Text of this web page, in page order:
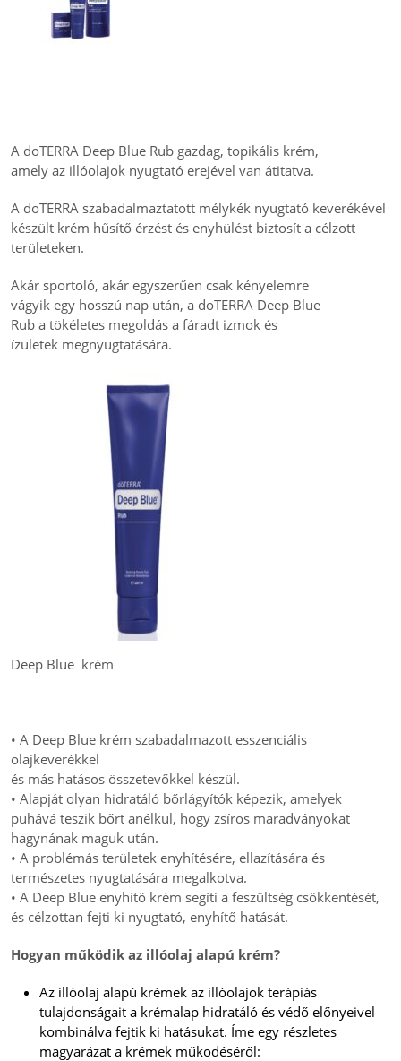
A doTERRA Deep Blue Rub gazdag, topikális krém,
amely az illóolajok nyugtató erejével van átitatva.
A doTERRA szabadalmaztatott mélykék nyugtató keverékével
készült krém hűsítő érzést és enyhülést biztosít a célzott
területeken.
Akár sportoló, akár egyszerűen csak kényelemre
vágyik egy hosszú nap után, a doTERRA Deep Blue
Rub a tökéletes megoldás a fáradt izmok és
ízületek megnyugtatására.
Deep Blue krém
• A Deep Blue krém szabadalmazott esszenciális
olajkeverékkel
és más hatásos összetevőkkel készül.
• Alapját olyan hidratáló bőrlágyítók képezik, amelyek
puhává teszik bőrt anélkül, hogy zsíros maradványokat
hagynának maguk után.
• A problémás területek enyhítésére, ellazítására és
természetes nyugtatására megalkotva.
• A Deep Blue enyhítő krém segíti a feszültség csökkentését,
és célzottan fejti ki nyugtató, enyhítő hatását.
Hogyan működik az illóolaj alapú krém?
Az illóolaj alapú krémek az illóolajok terápiás
tulajdonságait a krémalap hidratáló és védő előnyeivel
kombinálva fejtik ki hatásukat. Íme egy részletes
magyarázat a krémek működéséről: